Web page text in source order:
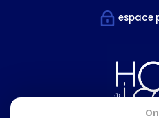
espace